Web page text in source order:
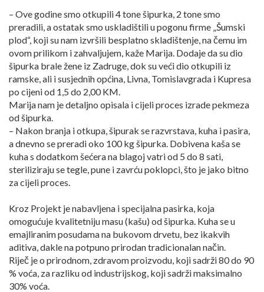
– Ove godine smo otkupili 4 tone šipurka, 2 tone smo
preradili, a ostatak smo uskladištili u pogonu firme „Šumski
plod“, koji su nam izvršili besplatno skladištenje, na čemu im
ovom prilikom i zahvaljujem, kaže Marija. Dodaje da su dio
šipurka brale žene iz Zadruge, dok su veći dio otkupili iz
ramske, ali i susjednih općina, Livna, Tomislavgrada i Kupresa
po cijeni od 1,5 do 2,00 KM.
Marija nam je detaljno opisala i cijeli proces izrade pekmeza
od šipurka.
– Nakon branja i otkupa, šipurak se razvrstava, kuha i pasira,
a dnevno se preradi oko 100 kg šipurka. Dobivena kaša se
kuha s dodatkom šećera na blagoj vatri od 5 do 8 sati,
steriliziraju se tegle, pune i zavrću poklopci, što je jako bitno
za cijeli proces.
Kroz Projekt je nabavljena i specijalna pasirka, koja
omogućuje kvalitetniju masu (kašu) od šipurka. Kuha se u
emajliranim posudama na bukovom drvetu, bez ikakvih
aditiva, dakle na potpuno prirodan tradicionalan način.
Riječ je o prirodnom, zdravom proizvodu, koji sadrži 80 do 90
% voća, za razliku od industrijskog, koji sadrži maksimalno
30% voća.